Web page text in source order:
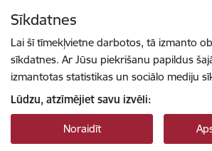
Sīkdatnes
Lai šī tīmekļvietne darbotos, tā izmanto
sīkdatnes. Ar Jūsu piekrišanu papildus
izmantotas statistikas un sociālo mediju
Lūdzu, atzīmējiet savu izvēli:
Noraidīt